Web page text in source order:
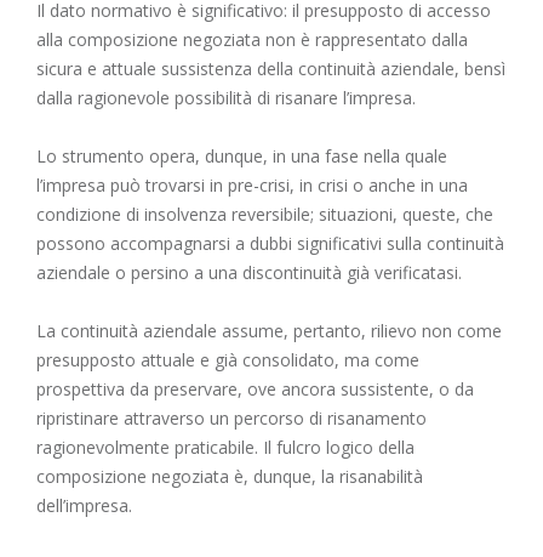
Il dato normativo è significativo: il presupposto di accesso
alla composizione negoziata non è rappresentato dalla
sicura e attuale sussistenza della continuità aziendale, bensì
dalla ragionevole possibilità di risanare l’impresa.
Lo strumento opera, dunque, in una fase nella quale
l’impresa può trovarsi in pre-crisi, in crisi o anche in una
condizione di insolvenza reversibile; situazioni, queste, che
possono accompagnarsi a dubbi significativi sulla continuità
aziendale o persino a una discontinuità già verificatasi.
La continuità aziendale assume, pertanto, rilievo non come
presupposto attuale e già consolidato, ma come
prospettiva da preservare, ove ancora sussistente, o da
ripristinare attraverso un percorso di risanamento
ragionevolmente praticabile. Il fulcro logico della
composizione negoziata è, dunque, la risanabilità
dell’impresa.